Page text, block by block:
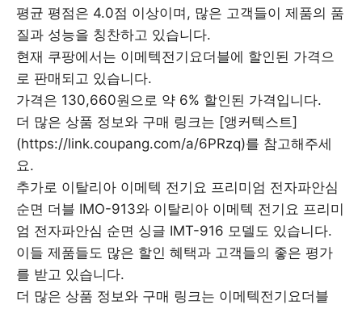
평균 평점은 4.0점 이상이며, 많은 고객들이 제품의 품
질과 성능을 칭찬하고 있습니다.
현재 쿠팡에서는 이메텍전기요더블에 할인된 가격으
로 판매되고 있습니다.
가격은 130,660원으로 약 6% 할인된 가격입니다.
더 많은 상품 정보와 구매 링크는 [앵커텍스트]
(https://link.coupang.com/a/6PRzq)를 참고해주세
요.
추가로 이탈리아 이메텍 전기요 프리미엄 전자파안심
순면 더블 IMO-913와 이탈리아 이메텍 전기요 프리미
엄 전자파안심 순면 싱글 IMT-916 모델도 있습니다.
이들 제품들도 많은 할인 혜택과 고객들의 좋은 평가
를 받고 있습니다.
더 많은 상품 정보와 구매 링크는 이메텍전기요더블